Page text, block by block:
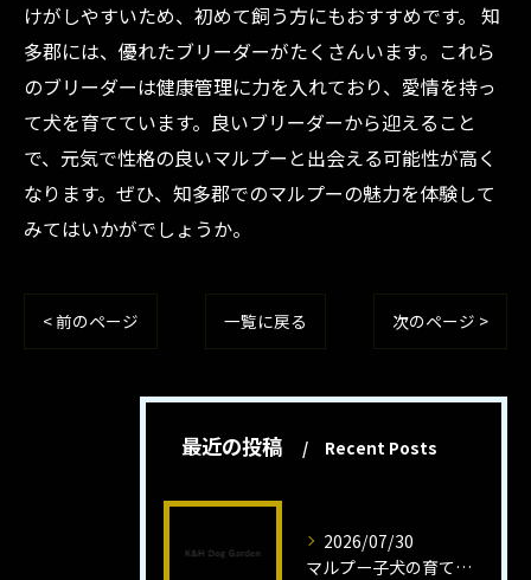
けがしやすいため、初めて飼う方にもおすすめです。 知
多郡には、優れたブリーダーがたくさんいます。これら
のブリーダーは健康管理に力を入れており、愛情を持っ
て犬を育てています。良いブリーダーから迎えること
で、元気で性格の良いマルプーと出会える可能性が高く
なります。ぜひ、知多郡でのマルプーの魅力を体験して
みてはいかがでしょうか。
< 前のページ 一覧に戻る 次のページ >
最近の投稿 Recent Posts
2026/07/30
マルプー子犬の育て方と魅力解説